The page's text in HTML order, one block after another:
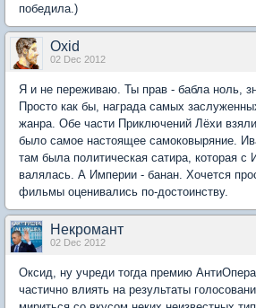
победила.)
Oxid
02 Dec 2012
Я и не переживаю. Ты прав - бабла ноль,
Просто как бы, награда самых
жанра. Обе части Приключений Лёхи
было самое настоящее самоковыряние.
там была политическая сатира, которая
валялась. А Империи - банан. Хочется
фильмы оценивались по-достоинству.
Некромант
02 Dec 2012
Оксид, ну учреди тогда премию
частично влиять на результаты